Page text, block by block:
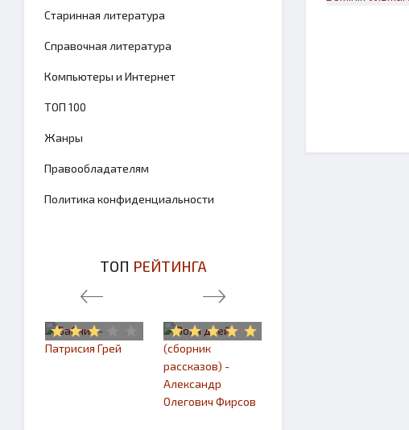
Старинная литература
Справочная литература
Компьютеры и Интернет
TОП 100
Жанры
Правообладателям
Политика конфиденциальности
ТОП РЕЙТИНГА